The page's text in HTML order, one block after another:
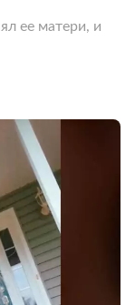
ее матери, и